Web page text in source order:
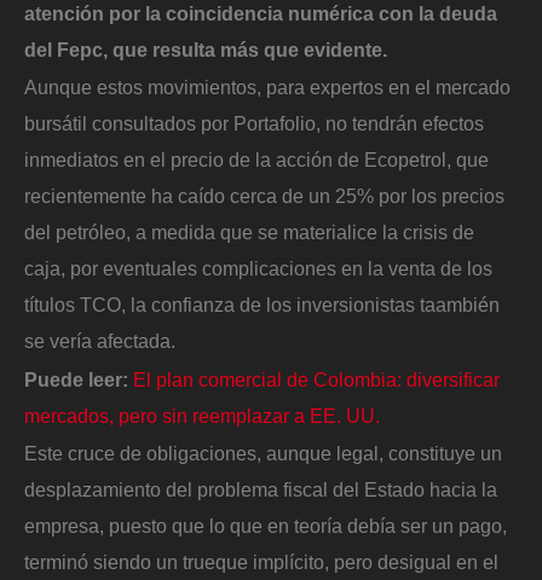
atención por la coincidencia numérica con la deuda
del Fepc, que resulta más que evidente.
Aunque estos movimientos, para expertos en el mercado
bursátil consultados por Portafolio, no tendrán efectos
inmediatos en el precio de la acción de Ecopetrol, que
recientemente ha caído cerca de un 25% por los precios
del petróleo, a medida que se materialice la crisis de
caja, por eventuales complicaciones en la venta de los
títulos TCO, la confianza de los inversionistas taambién
se vería afectada.
Puede leer: El plan comercial de Colombia: diversificar
mercados, pero sin reemplazar a EE. UU.
Este cruce de obligaciones, aunque legal, constituye un
desplazamiento del problema fiscal del Estado hacia la
empresa, puesto que lo que en teoría debía ser un pago,
terminó siendo un trueque implícito, pero desigual en el